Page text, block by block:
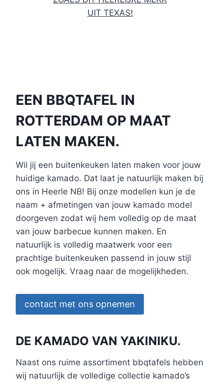
UIT TEXAS!
EEN BBQTAFEL IN
ROTTERDAM OP MAAT
LATEN MAKEN.
Wil jij een buitenkeuken laten maken voor jouw
huidige kamado. Dat laat je natuurlijk maken bij
ons in Heerle NB! Bij onze modellen kun je de
naam + afmetingen van jouw kamado model
doorgeven zodat wij hem volledig op de maat
van jouw barbecue kunnen maken. En
natuurlijk is volledig maatwerk voor een
prachtige buitenkeuken passend in jouw stijl
ook mogelijk. Vraag naar de mogelijkheden.
contact met ons opnemen
DE KAMADO VAN YAKINIKU.
Naast ons ruime assortiment bbqtafels hebben
wij natuurlijk de volledige collectie kamado’s